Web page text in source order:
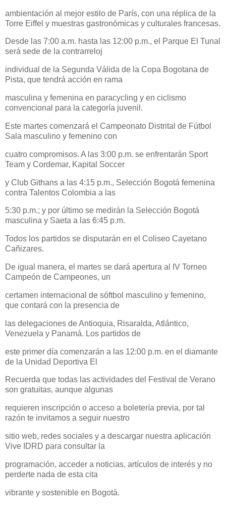
ambientación al mejor estilo de París, con una réplica de la
Torre Eiffel y muestras gastronómicas y culturales francesas.
Desde las 7:00 a.m. hasta las 12:00 p.m., el Parque El Tunal
será sede de la contrarreloj
individual de la Segunda Válida de la Copa Bogotana de
Pista, que tendrá acción en rama
masculina y femenina en paracycling y en ciclismo
convencional para la categoría juvenil.
Este martes comenzará el Campeonato Distrital de Fútbol
Sala masculino y femenino con
cuatro compromisos. A las 3:00 p.m. se enfrentarán Sport
Team y Cordemar, Kapital Soccer
y Club Githans a las 4:15 p.m., Selección Bogotá femenina
contra Talentos Colombia a las
5:30 p.m.; y por último se medirán la Selección Bogotá
masculina y Saeta a las 6:45 p.m.
Todos los partidos se disputarán en el Coliseo Cayetano
Cañizares.
De igual manera, el martes se dará apertura al IV Torneo
Campeón de Campeones, un
certamen internacional de sóftbol masculino y femenino,
que contará con la presencia de
las delegaciones de Antioquia, Risaralda, Atlántico,
Venezuela y Panamá. Los partidos de
este primer día comenzarán a las 12:00 p.m. en el diamante
de la Unidad Deportiva El
Recuerda que todas las actividades del Festival de Verano
son gratuitas, aunque algunas
requieren inscripción o acceso a boletería previa, por tal
razón te invitamos a seguir nuestro
sitio web, redes sociales y a descargar nuestra aplicación
Vive IDRD para consultar la
programación, acceder a noticias, artículos de interés y no
perderte nada de esta cita
vibrante y sostenible en Bogotá.